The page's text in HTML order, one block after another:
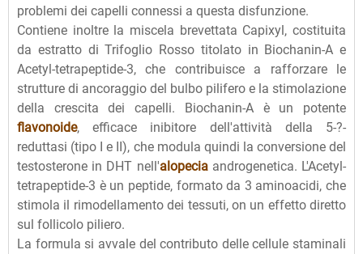
problemi dei capelli connessi a questa disfunzione.
Contiene inoltre la miscela brevettata Capixyl, costituita
da estratto di Trifoglio Rosso titolato in Biochanin-A e
Acetyl-tetrapeptide-3, che contribuisce a rafforzare le
strutture di ancoraggio del bulbo pilifero e la stimolazione
della crescita dei capelli. Biochanin-A è un potente
flavonoide, efficace inibitore dell'attività della 5-?-
reduttasi (tipo I e II), che modula quindi la conversione del
testosterone in DHT nell'alopeciaandrogenetica. L'Acetyl-
tetrapeptide-3 è un peptide, formato da 3 aminoacidi, che
stimola il rimodellamento dei tessuti, on un effetto diretto
sul follicolo piliero.
La formula si avvale del contributo delle cellule staminali